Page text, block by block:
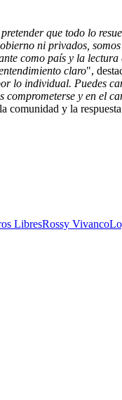
que todo lo
ni privados,
como país y la
claro",
lo individual. Puedes
y en el
comunidad y la
LibresRossy Vivanco